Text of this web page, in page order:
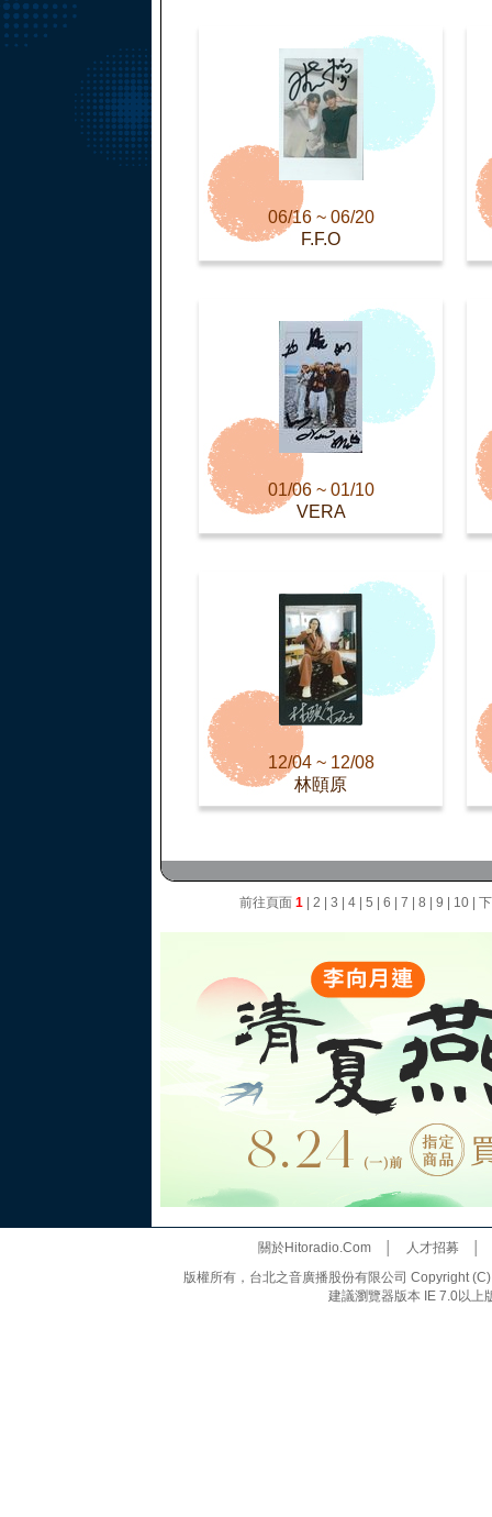
06/16 ~ 06/20
F.F.O
01/06 ~ 01/10
VERA
12/04 ~ 12/08
林頤原
前往頁面 1| 2 3 4| 5 6 7 8 9 10|
關於Hitoradio.Com│ 人才招募
版權所有，台北之音廣播股份有限公司 Copyright
建議瀏覽器版本 IE 7.0以上